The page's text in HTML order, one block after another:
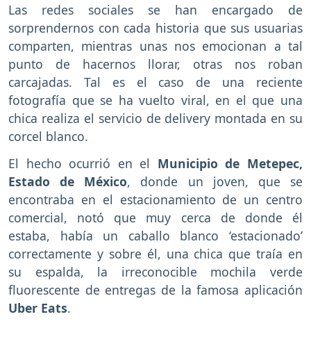
Las redes sociales se han encargado de
sorprendernos con cada historia que sus usuarias
comparten, mientras unas nos emocionan a tal
punto de hacernos llorar, otras nos roban
carcajadas. Tal es el caso de una reciente
fotografía que se ha vuelto viral, en el que una
chica realiza el servicio de delivery montada en su
corcel blanco.
El hecho ocurrió en el Municipio de Metepec,
Estado de México, donde un joven, que se
encontraba en el estacionamiento de un centro
comercial, notó que muy cerca de donde él
estaba, había un caballo blanco ‘estacionado’
correctamente y sobre él, una chica que traía en
su espalda, la irreconocible mochila verde
fluorescente de entregas de la famosa aplicación
Uber Eats.